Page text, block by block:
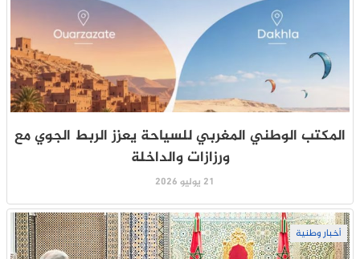
المكتب الوطني المغربي للسياحة يعزز الربط الجوي مع
ورزازات والداخلة
21 يوليو 2026
أخبار وطنية